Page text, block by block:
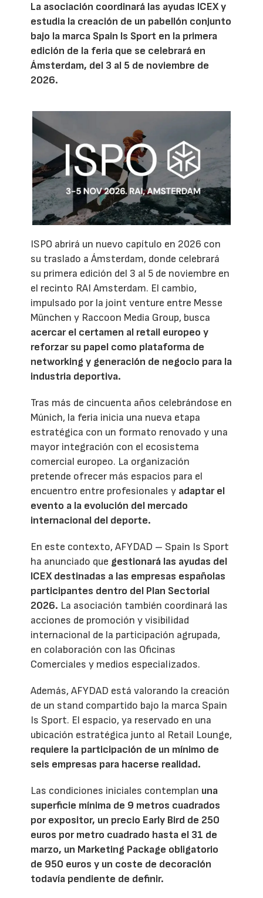
La asociación coordinará las ayudas ICEX y
estudia la creación de un pabellón conjunto
bajo la marca Spain Is Sport en la primera
edición de la feria que se celebrará en
Ámsterdam, del 3 al 5 de noviembre de
2026.
ISPO abrirá un nuevo capítulo en 2026 con
su traslado a Ámsterdam, donde celebrará
su primera edición del 3 al 5 de noviembre en
el recinto RAI Amsterdam. El cambio,
impulsado por la joint venture entre Messe
München y Raccoon Media Group, busca
acercar el certamen al retail europeo y
reforzar su papel como plataforma de
networking y generación de negocio para la
industria deportiva.
Tras más de cincuenta años celebrándose en
Múnich, la feria inicia una nueva etapa
estratégica con un formato renovado y una
mayor integración con el ecosistema
comercial europeo. La organización
pretende ofrecer más espacios para el
encuentro entre profesionales y adaptar el
evento a la evolución del mercado
internacional del deporte.
En este contexto, AFYDAD – Spain Is Sport
ha anunciado que gestionará las ayudas del
ICEX destinadas a las empresas españolas
participantes dentro del Plan Sectorial
2026. La asociación también coordinará las
acciones de promoción y visibilidad
internacional de la participación agrupada,
en colaboración con las Oficinas
Comerciales y medios especializados.
Además, AFYDAD está valorando la creación
de un stand compartido bajo la marca Spain
Is Sport. El espacio, ya reservado en una
ubicación estratégica junto al Retail Lounge,
requiere la participación de un mínimo de
seis empresas para hacerse realidad.
Las condiciones iniciales contemplan una
superficie mínima de 9 metros cuadrados
por expositor, un precio Early Bird de 250
euros por metro cuadrado hasta el 31 de
marzo, un Marketing Package obligatorio
de 950 euros y un coste de decoración
todavía pendiente de definir.